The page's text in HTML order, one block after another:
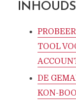
TOOL
DE
KON-